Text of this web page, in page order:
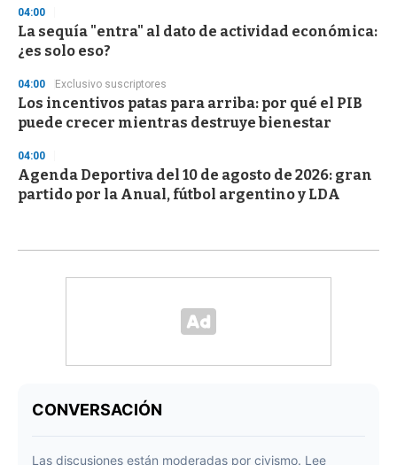
04:00
La sequía "entra" al dato de actividad económica:
¿es solo eso?
04:00 Exclusivo suscriptores
Los incentivos patas para arriba: por qué el PIB
puede crecer mientras destruye bienestar
04:00
Agenda Deportiva del 10 de agosto de 2026: gran
partido por la Anual, fútbol argentino y LDA